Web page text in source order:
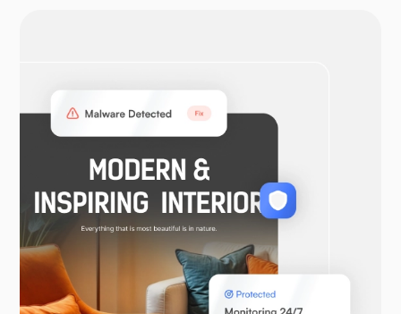
우커머스